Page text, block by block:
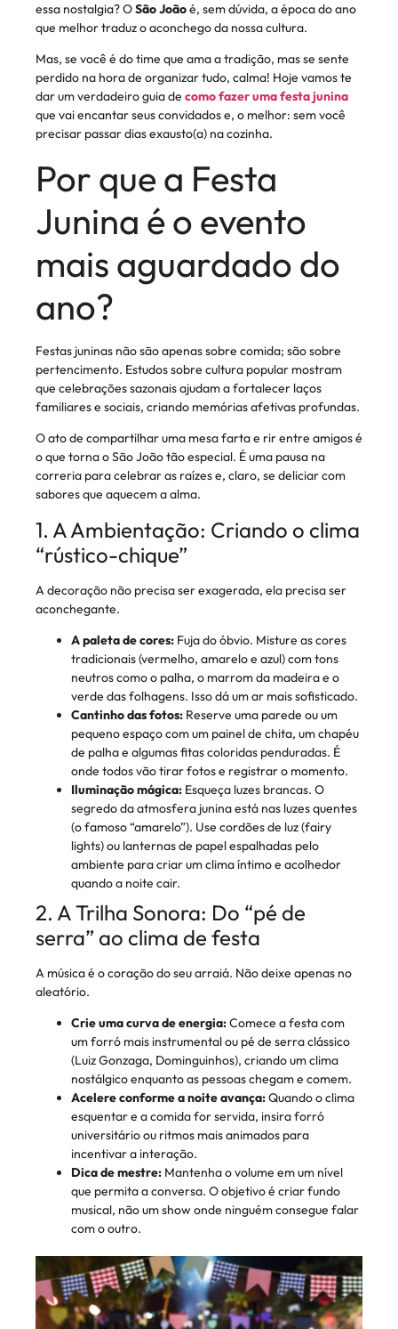
essa nostalgia? OSão Joãoé, sem dúvida, a época do ano
que melhor traduz o aconchego da nossa cultura.
Mas, se você é do time que ama a tradição, mas se sente
perdido na hora de organizar tudo, calma! Hoje vamos te
dar um verdadeiro guia de como fazer uma festa junina
que vai encantar seus convidados e, o melhor: sem você
precisar passar dias exausto(a) na cozinha.
Por que a Festa
Junina é o evento
mais aguardado do
ano?
Festas juninas não são apenas sobre comida; são sobre
pertencimento. Estudos sobre cultura popular mostram
que celebrações sazonais ajudam a fortalecer laços
familiares e sociais, criando memórias afetivas profundas.
O ato de compartilhar uma mesa farta e rir entre amigos é
o que torna o São João tão especial. É uma pausa na
correria para celebrar as raízes e, claro, se deliciar com
sabores que aquecem a alma.
1. A Ambientação: Criando o clima
“rústico-chique”
A decoração não precisa ser exagerada, ela precisa ser
aconchegante.
A paleta de cores: Fuja do óbvio. Misture as cores
tradicionais (vermelho, amarelo e azul) com tons
neutros como o palha, o marrom da madeira e o
verde das folhagens. Isso dá um ar mais sofisticado.
Cantinho das fotos: Reserve uma parede ou um
pequeno espaço com um painel de chita, um chapéu
de palha e algumas fitas coloridas penduradas. É
onde todos vão tirar fotos e registrar o momento.
Iluminação mágica: Esqueça luzes brancas. O
segredo da atmosfera junina está nas luzes quentes
(o famoso “amarelo”). Use cordões de luz (fairy
lights) ou lanternas de papel espalhadas pelo
ambiente para criar um clima íntimo e acolhedor
quando a noite cair.
2. A Trilha Sonora: Do “pé de
serra” ao clima de festa
A música é o coração do seu arraiá. Não deixe apenas no
aleatório.
Crie uma curva de energia:Comece a festa com
um forró mais instrumental ou pé de serra clássico
(Luiz Gonzaga, Dominguinhos), criando um clima
nostálgico enquanto as pessoas chegam e comem.
Acelere conforme a noite avança:Quando o clima
esquentar e a comida for servida, insira forró
universitário ou ritmos mais animados para
incentivar a interação.
Dica de mestre: Mantenha o volume em um nível
que permita a conversa. O objetivo é criar fundo
musical, não um show onde ninguém consegue falar
com o outro.